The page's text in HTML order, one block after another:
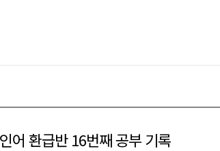
어 환급반 16번째 공부 기록